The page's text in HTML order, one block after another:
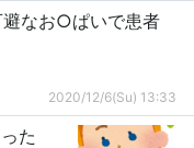
避なお○ぱいで患者
2020/12/6(Su) 13:33
た